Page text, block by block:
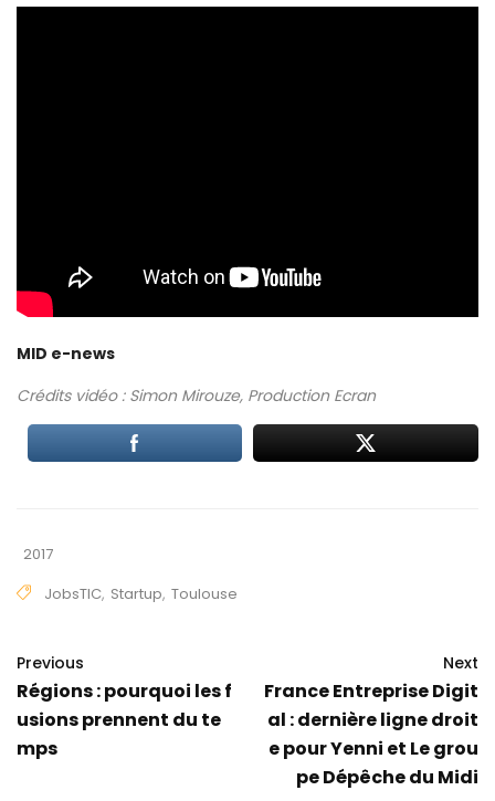
MID e-news
Crédits vidéo : Simon Mirouze, Production Ecran
2017
JobsTIC, Startup, Toulouse
Previous
Régions : pourquoi les f
usions prennent du te
mps
Next
France Entreprise Digit
al : dernière ligne droit
e pour Yenni et Le grou
pe Dépêche du Midi